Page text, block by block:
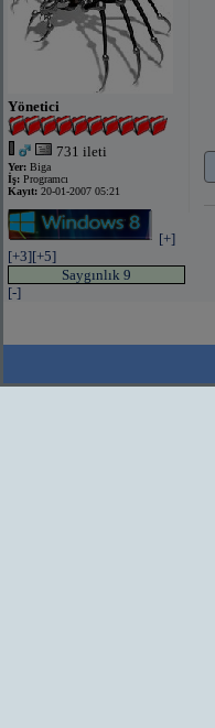
Yönetici
731 ileti
Yer: Biga
İş: Programcı
Kayıt: 20-01-2007 05:21
[+]
[+3][+5]
Saygınlık 9
[-]